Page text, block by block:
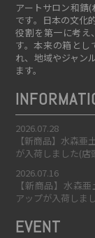
アートサロン和錆
です。日本の文化
役割を第一に考え
す。本来の箱とし
れ、地域やジャン
ます。
2026.07.28
【新商品】水森
が入荷しました(店
2026.07.16
【新商品】水森
アップが入荷しま
EVENT